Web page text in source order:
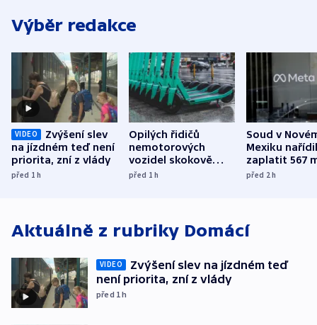
Výběr redakce
VIDEO
Zvýšení slev
na jízdném teď není
priorita, zní z vlády
před 1h
Opilých řidičů
nemotorových
vozidel skokově
přibylo, nejvíc ve
před 1h
Soud v
Mexiku
zaplatit 567
dolarů kvůli
před 2h
Aktuálně z rubriky Domácí
VIDEO
Zvýšení slev na jízdném teď
není priorita, zní z vlády
před 1h